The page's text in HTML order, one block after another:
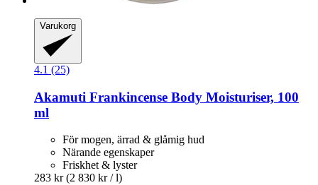
Varukorg
4.1 (25)
Akamuti Frankincense Body Moisturiser, 100
ml
För mogen, ärrad & glåmig hud
Närande egenskaper
Friskhet & lyster
283 kr (2 830 kr / l)